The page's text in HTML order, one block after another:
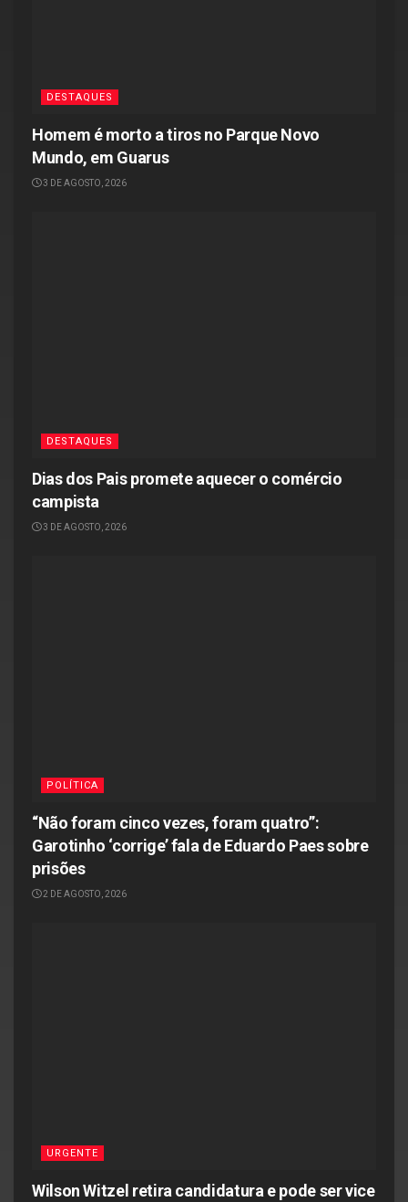
DESTAQUES
Homem é morto a tiros no Parque Novo
Mundo, em Guarus
3 DE AGOSTO, 2026
DESTAQUES
Dias dos Pais promete aquecer o comércio
campista
3 DE AGOSTO, 2026
POLÍTICA
“Não foram cinco vezes, foram quatro”:
Garotinho ‘corrige’ fala de Eduardo Paes sobre
prisões
2 DE AGOSTO, 2026
URGENTE
Wilson Witzel retira candidatura e pode ser vice